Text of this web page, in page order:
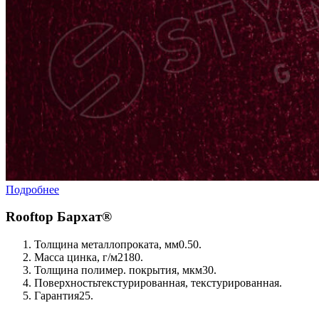
Подробнее
Rooftop Бархат®
Толщина металлопроката, мм0.50.
Масса цинка, г/м2180.
Толщина полимер. покрытия, мкм30.
Поверхностьтекстурированная, текстурированная.
Гарантия25.